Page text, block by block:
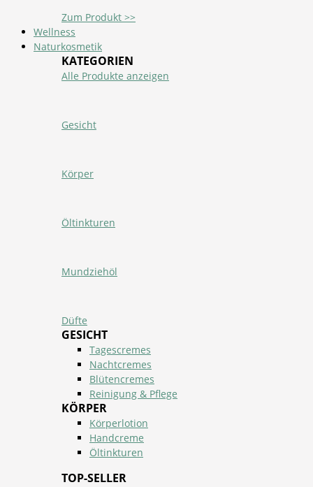
Zum Produkt >>
Wellness
Naturkosmetik
KATEGORIEN
Alle Produkte anzeigen
Gesicht
Körper
Öltinkturen
Mundziehöl
Düfte
GESICHT
Tagescremes
Nachtcremes
Blütencremes
Reinigung & Pflege
KÖRPER
Körperlotion
Handcreme
Öltinkturen
TOP-SELLER